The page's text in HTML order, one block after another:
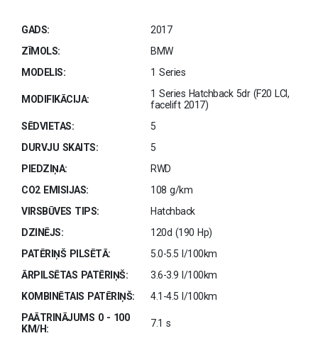
GADS:
2017
ZĪMOLS:
BMW
MODELIS:
1 Series
MODIFIKĀCIJA:
1 Series Hatchback 5dr (F20 LCI,
facelift 2017)
SĒDVIETAS:
5
DURVJU SKAITS:
5
PIEDZIŅA:
RWD
CO2 EMISIJAS:
108 g/km
VIRSBŪVES TIPS:
Hatchback
DZINĒJS:
120d (190 Hp)
PATĒRIŅŠ PILSĒTĀ:
5.0-5.5 l/100km
ĀRPILSĒTAS PATĒRIŅŠ:
3.6-3.9 l/100km
KOMBINĒTAIS PATĒRIŅŠ:
4.1-4.5 l/100km
PAĀTRINĀJUMS 0 - 100
KM/H:
7.1 s